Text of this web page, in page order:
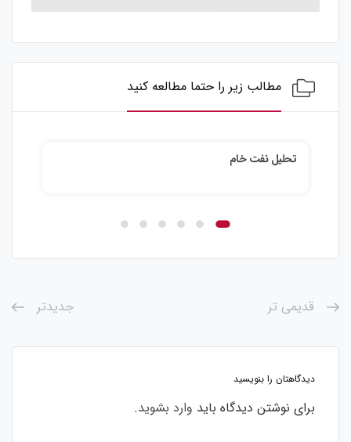
مطالب زیر را حتما مطالعه کنید
قدیمی تر جدیدتر
دیدگاهتان را بنویسید
برای نوشتن دیدگاه باید وارد بشوید.